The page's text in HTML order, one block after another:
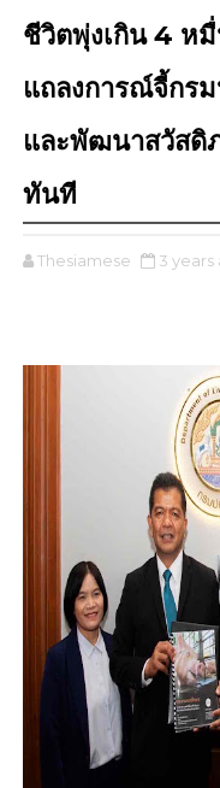
ชีวิตพุ่งเกิน 4 ห
แถลงการณ์จี้กร
และพัฒนาสวัสดิ
ทันที
Thesiamese 3 years